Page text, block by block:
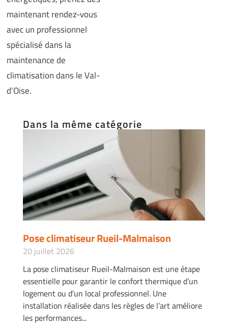
maintenant rendez-vous
avec un professionnel
spécialisé dans la
maintenance de
climatisation dans le Val-
d’Oise.
Dans la même catégorie
Pose climatiseur Rueil-Malmaison
20 juillet 2026
La pose climatiseur Rueil-Malmaison est une étape
essentielle pour garantir le confort thermique d’un
logement ou d’un local professionnel. Une
installation réalisée dans les règles de l’art améliore
les performances